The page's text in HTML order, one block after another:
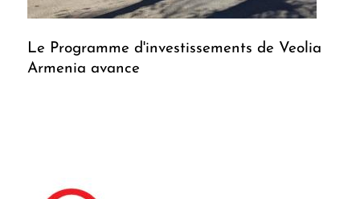
Le Programme d'investissements de Veolia
Armenia avance